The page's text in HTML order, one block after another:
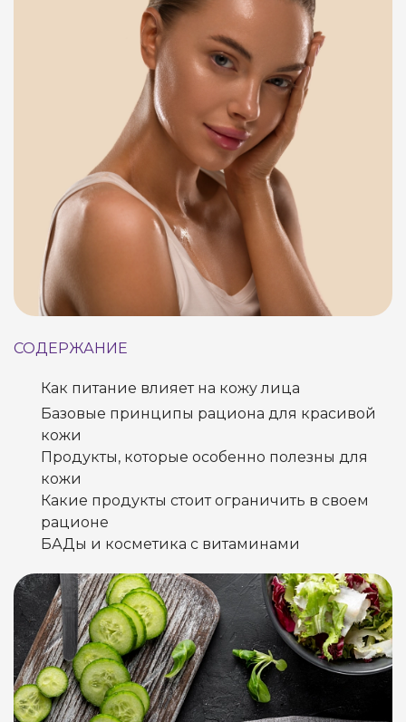
СОДЕРЖАНИЕ
Как питание влияет на кожу лица
Базовые принципы рациона для красивой
кожи
Продукты, которые особенно полезны для
кожи
Какие продукты стоит ограничить в своем
рационе
БАДы и косметика с витаминами